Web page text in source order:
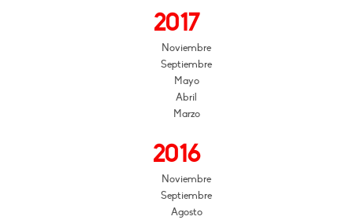
2017
Noviembre
Septiembre
Mayo
Abril
Marzo
2016
Noviembre
Septiembre
Agosto